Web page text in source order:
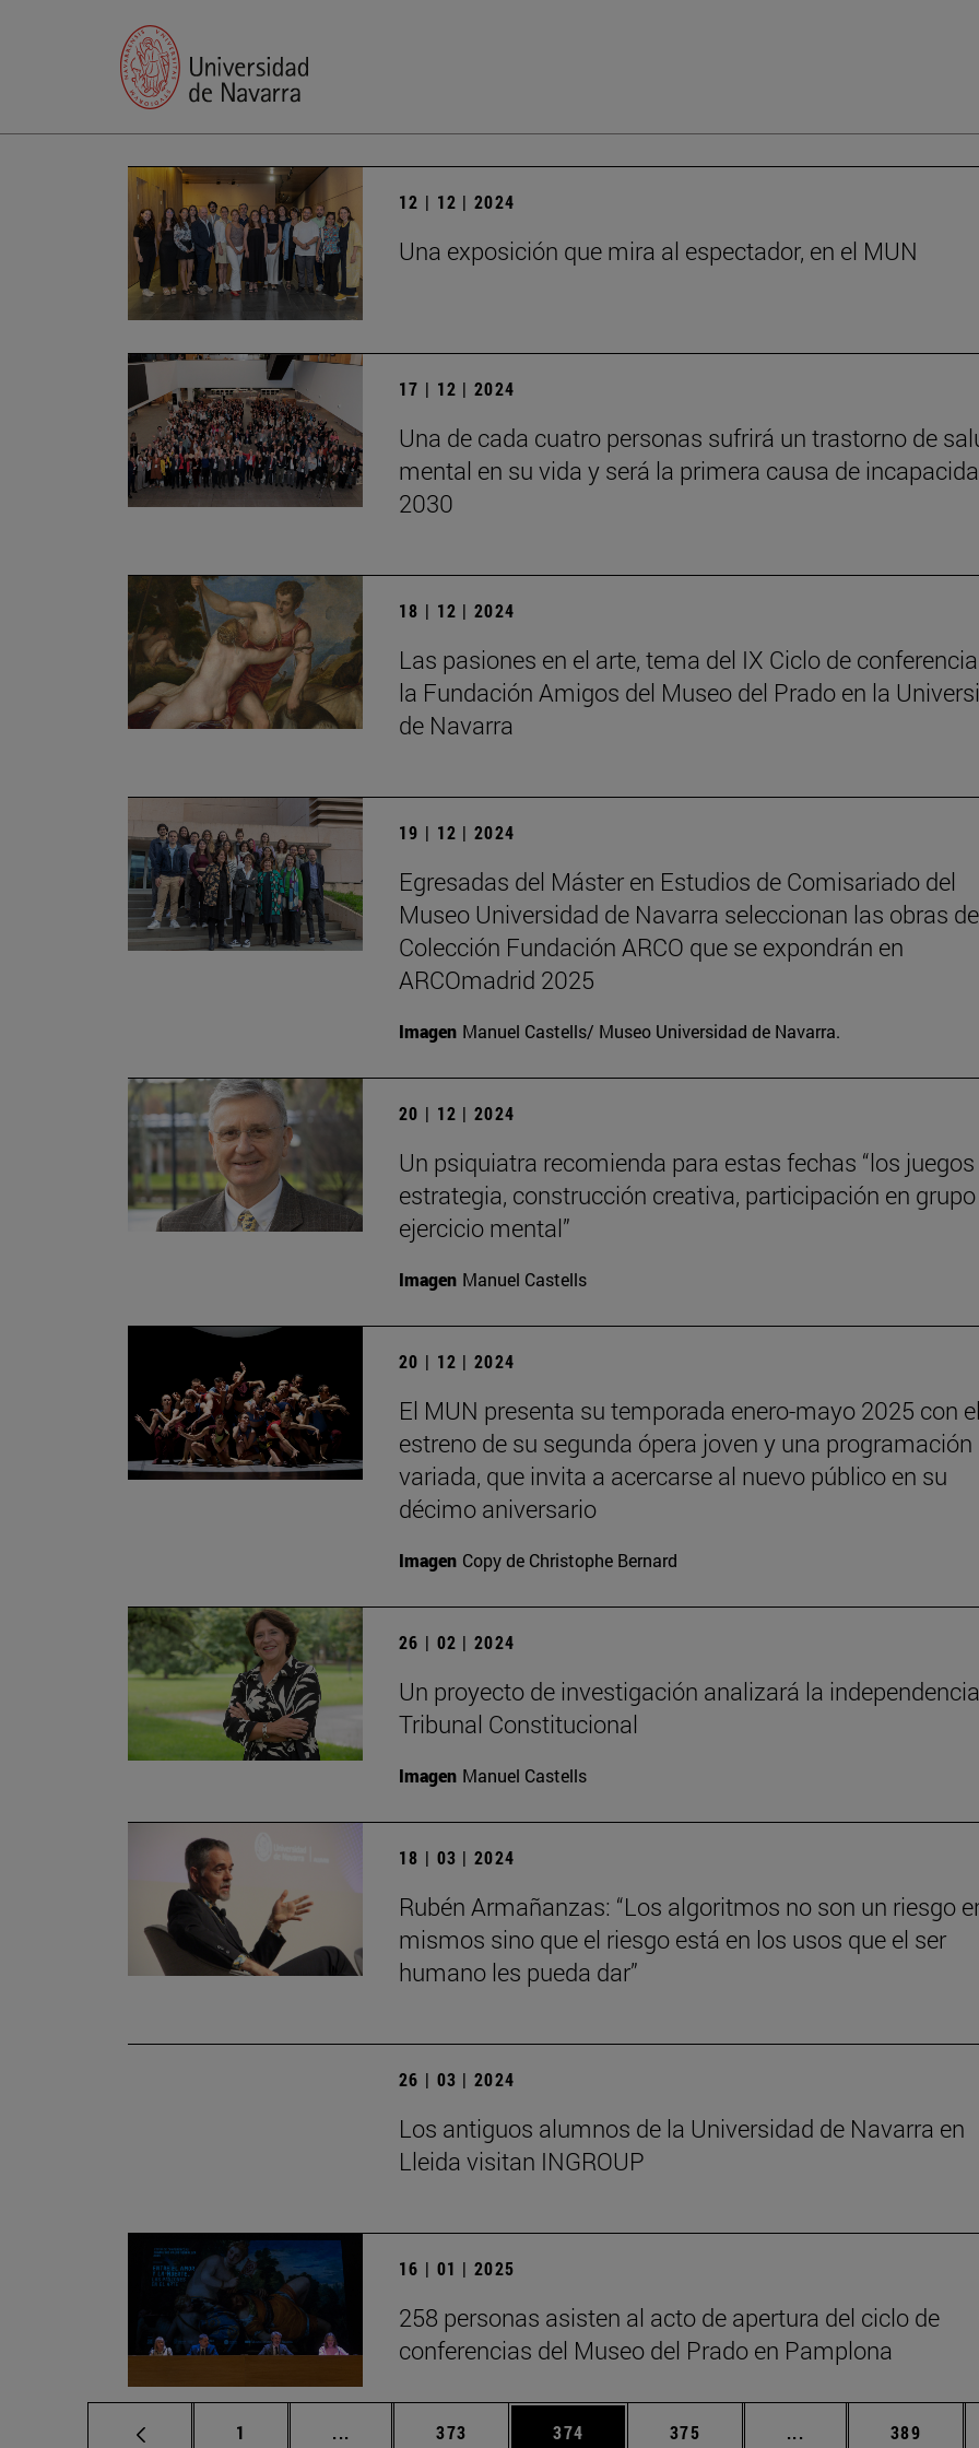
12 | 12 | 2024
Una exposición que mira al espectador, en el MUN
17 | 12 | 2024
Una de cada cuatro personas sufrirá un trastorno de
mental en su vida y será la primera causa de
2030
18 | 12 | 2024
Las pasiones en el arte, tema del IX Ciclo de
la Fundación Amigos del Museo del Prado en la
de Navarra
19 | 12 | 2024
Egresadas del Máster en Estudios de Comisariado del
Museo Universidad de Navarra seleccionan las obras
Colección Fundación ARCO que se expondrán en
ARCOmadrid 2025
Imagen Manuel Castells/ Museo Universidad de Navarra.
20 | 12 | 2024
Un psiquiatra recomienda para estas fechas “los
estrategia, construcción creativa, participación en
ejercicio mental”
Imagen Manuel Castells
20 | 12 | 2024
El MUN presenta su temporada enero-mayo 2025 con el
estreno de su segunda ópera joven y una programación
variada, que invita a acercarse al nuevo público en su
décimo aniversario
Imagen Copy de Christophe Bernard
26 | 02 | 2024
Un proyecto de investigación analizará la
Tribunal Constitucional
Imagen Manuel Castells
18 | 03 | 2024
Rubén Armañanzas: “Los algoritmos no son un riesgo
mismos sino que el riesgo está en los usos que el ser
humano les pueda dar”
26 | 03 | 2024
Los antiguos alumnos de la Universidad de Navarra en
Lleida visitan INGROUP
16 | 01 | 2025
258 personas asisten al acto de apertura del ciclo de
conferencias del Museo del Prado en Pamplona
Página
1 ... Páginas intermedias Use TAB para desplazarse.
Página
373 Página
374 Página
375 ... Páginas intermedias
Página
389